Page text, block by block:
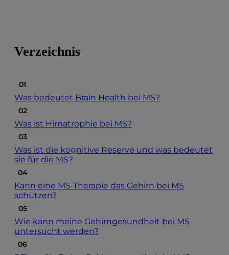
Verzeichnis
Was bedeutet Brain Health bei MS?
Was ist Hirnatrophie bei MS?
Was ist die kognitive Reserve und was bedeutet
sie für die MS?
Kann eine MS-Therapie das Gehirn bei MS
schützen?
Wie kann meine Gehirngesundheit bei MS
untersucht werden?